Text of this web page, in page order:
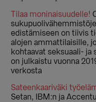
Tilaa moninaisuudelle!
edistämiseen on tiivis
alojen ammattilaisille,
kohtaavat seksuaali- ja
on julkaistu vuonna
verkosta
Sateenkaariväki
Setan, IBM:n ja